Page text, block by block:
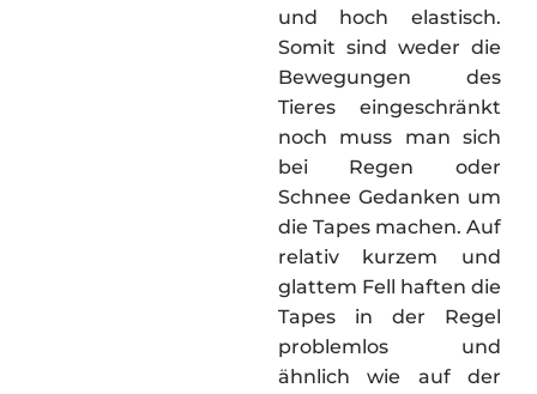
und hoch elastisch.
Somit sind weder die
Bewegungen des
Tieres eingeschränkt
noch muss man sich
bei Regen oder
Schnee Gedanken um
die Tapes machen. Auf
relativ kurzem und
glattem Fell haften die
Tapes in der Regel
problemlos und
ähnlich wie auf der